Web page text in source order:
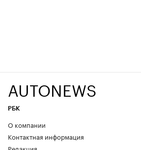
AUTONEWS
РБК
О компании
Контактная информация
Редакция